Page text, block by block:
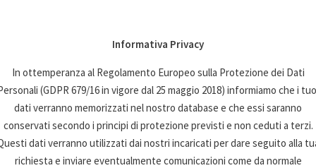
Informativa Privacy
In ottemperanza al Regolamento Europeo sulla Protezione dei Dati
(GDPR 679/16 in vigore dal 25 maggio 2018) informiamo che i
dati verranno memorizzati nel nostro database e che essi saranno
conservati secondo i principi di protezione previsti e non ceduti a terzi.
dati verranno utilizzati dai nostri incaricati per dare seguito alla
richiesta e inviare eventualmente comunicazioni come da normale